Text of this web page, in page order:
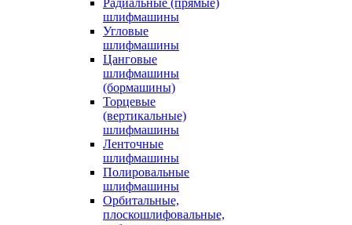
Радиальные (прямые)
шлифмашины
Угловые
шлифмашины
Цанговые
шлифмашины
(бормашины)
Торцевые
(вертикальные)
шлифмашины
Ленточные
шлифмашины
Полировальные
шлифмашины
Орбитальные,
плоскошлифовальные,